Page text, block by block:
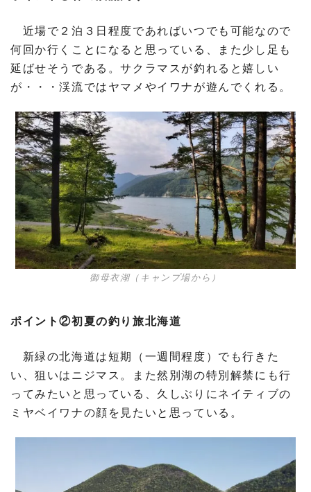
近場で２泊３日程度であればいつでも可能なので
何回か行くことになると思っている、また少し足も
延ばせそうである。サクラマスが釣れると嬉しい
が・・・渓流ではヤマメやイワナが遊んでくれる。
御母衣湖（キャンプ場から）
ポイント②初夏の釣り旅北海道
新緑の北海道は短期（一週間程度）でも行きた
い、狙いはニジマス。また然別湖の特別解禁にも行
ってみたいと思っている、久しぶりにネイティブの
ミヤベイワナの顔を見たいと思っている。